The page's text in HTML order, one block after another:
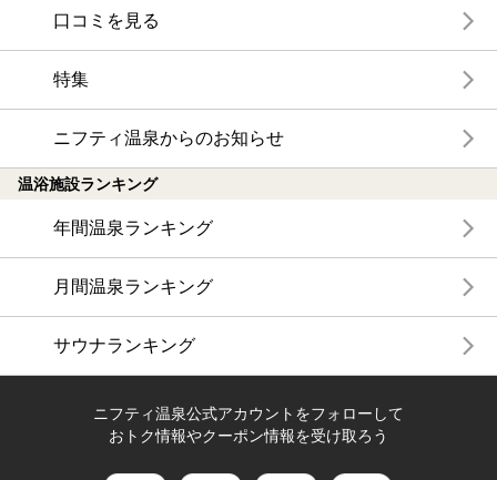
口コミを見る
特集
ニフティ温泉からのお知らせ
温浴施設ランキング
年間温泉ランキング
月間温泉ランキング
サウナランキング
ニフティ温泉公式アカウントをフォローして
おトク情報やクーポン情報を受け取ろう